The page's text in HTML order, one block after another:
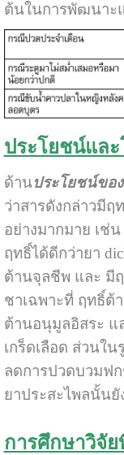
ต้นในการพัฒนาะ
ประโยชน์แล
ด้านประโยชน์ขอ
ว่าสารดังกล่าวมี
อย่างมากมาย เช่
ฤทธิ์ได้ดีกว่ายา
ต้านจุลชีพ และ มี
ชาเฉพาะที่ ฤทธิ์ต้
ต้านอนุมูลอิสระ แ
เกร็ดเลือด ส่วนใ
ลดการปวดบวมฟ
ยาประสะไพลนั้น
การศึกษาวิจัย